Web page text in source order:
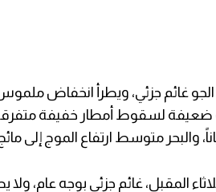
الجو غائم جزئي، ويطرأ انخفاض
ضعيفة لسقوط أمطار خفيفة
والبحر متوسط ارتفاع الموج إلى
المقبل، غائم جزئي بوجه عام،